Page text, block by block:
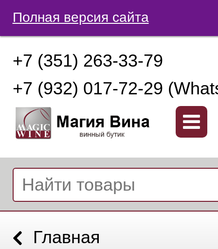
Полная версия сайта
+7 (351) 263-33-79
+7 (932) 017-72-29
Главная